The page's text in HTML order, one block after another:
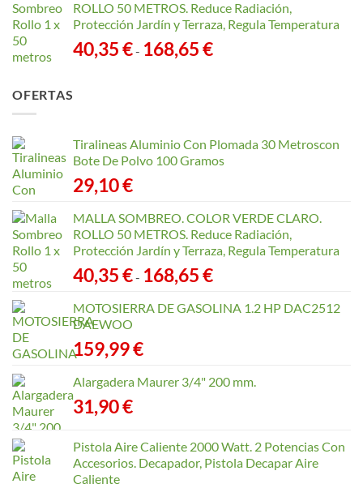
ROLLO 50 METROS. Reduce Radiación,
Protección Jardín y Terraza, Regula Temperatura
40,35€- 168,65€Rango
168,65 €
OFERTAS
Tiralineas Aluminio Con Plomada 30 Metroscon
Bote De Polvo 100 Gramos
29,10€
MALLA SOMBREO. COLOR VERDE CLARO.
ROLLO 50 METROS. Reduce Radiación,
Protección Jardín y Terraza, Regula Temperatura
40,35€- 168,65€Rango
precios:
MOTOSIERRA DE GASOLINA 1.2 HP DAC2512
DAEWOO
159,99€
Alargadera Maurer 3/4" 200 mm.
31,90€
Pistola Aire Caliente 2000 Watt. 2 Potencias Con
Accesorios. Decapador, Pistola Decapar Aire
Caliente